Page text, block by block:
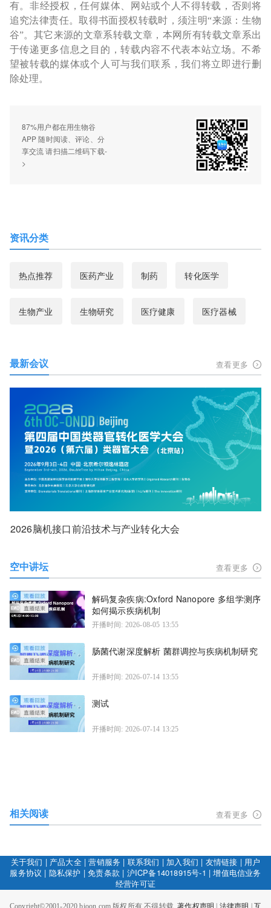
有。非经授权，任何媒体、网站或个人不得转载，否则将
追究法律责任。取得书面授权转载时，须注明“来源：生物
谷”。其它来源的文章系转载文章，本网所有转载文章系出
于传递更多信息之目的，转载内容不代表本站立场。不希
望被转载的媒体或个人可与我们联系，我们将立即进行删
除处理。
87%用户都在用生物谷
APP 随时阅读、评论、分
享交流 请扫描二维码下载-
>
资讯分类
热点推荐 医药产业 制药 转化医学
生物产业 生物研究 医疗健康 医疗器械
最新会议 查看更多
2026脑机接口前沿技术与产业转化大会
空中讲坛 查看更多
解码复杂疾病:Oxford Nanopore 多组学测序
如何揭示疾病机制
开播时间: 2026-08-05 13:55
肠菌代谢深度解析 菌群调控与疾病机制研究
开播时间: 2026-07-14 13:55
测试
开播时间: 2026-07-14 13:25
相关阅读 查看更多
关于我们 | 产品大全|营销服务 | 联系我们 | 加入我们 | 友情链接 | 用户
服务协议 | 隐私保护 |免责条款 | 沪ICP备14018915号-1 |增值电信业务
经营许可证
Copyright©2001-2020 bioon.com 版权所有 不得转载.著作权声明 | 法律声明 | 互